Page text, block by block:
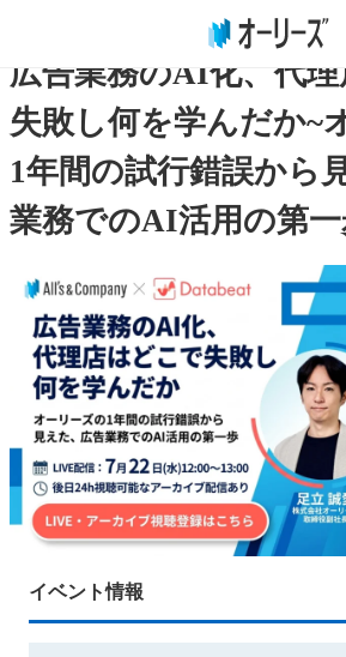
広告業務のAI化、代
失敗し何を学んだか~
1年間の試行錯誤から
業務でのAI活用の第一
イベント情報